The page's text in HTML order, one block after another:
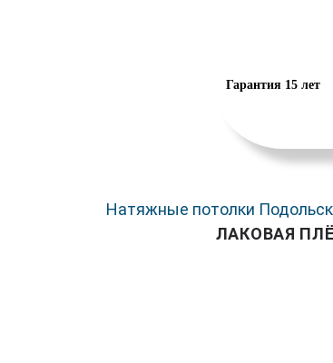
Гарантия 15 лет
Натяжные потолки Подольск
ЛАКОВАЯ